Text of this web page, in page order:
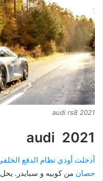
audi rs8 2021
audi 2021
حصان من كوبيه و سبايدر.